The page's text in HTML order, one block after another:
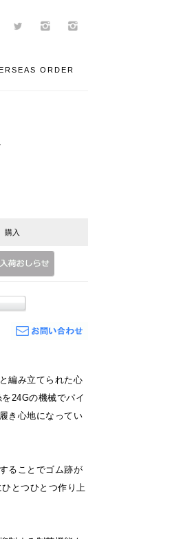
ORDER
購入
編み立てられた心
24Gの機械でパイ
き心地になってい
ることでゴム跡が
とつひとつ作り上